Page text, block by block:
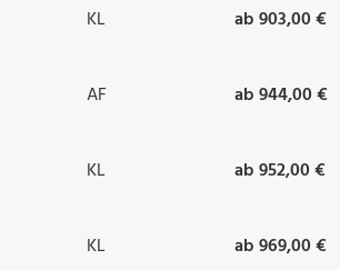
KL ab 903,00 €
AF ab 944,00 €
KL ab 952,00 €
KL ab 969,00 €